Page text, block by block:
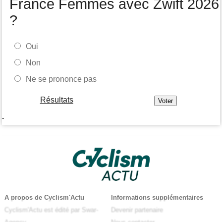
France Femmes avec Zwift 2026
?
Oui
Non
Ne se prononce pas
Résultats
-
A propos de Cyclism'Actu
Cyclism'Actu est édité par Swar-
Informations supplémentaires
Devenir partenaire